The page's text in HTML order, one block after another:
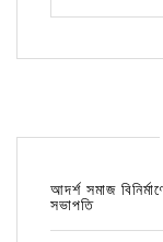
আদর্শ সমাজ
সভাপতি